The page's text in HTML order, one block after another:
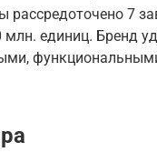
рассредоточено 7
единиц. Бренд